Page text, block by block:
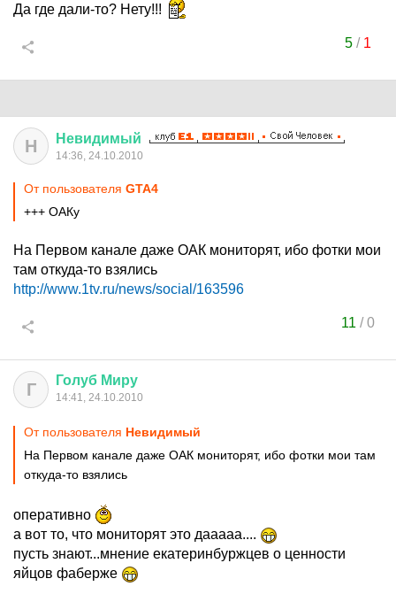
Да где дали-то? Нету!!!
5/ 1
Н Невидимый
14:36, 24.10.2010
От пользователя GTA4
+++ ОАКу
На Первом канале даже ОАК мониторят, ибо фотки мои
там откуда-то взялись
http://www.1tv.ru/news/social/163596
11 /0
Г Голуб Миру
14:41, 24.10.2010
От пользователя Невидимый
На Первом канале даже ОАК мониторят, ибо фотки мои там
откуда-то взялись
оперативно
а вот то, что мониторят это дааааа....
пусть знают...мнение екатеринбуржцев о ценности
яйцов фаберже